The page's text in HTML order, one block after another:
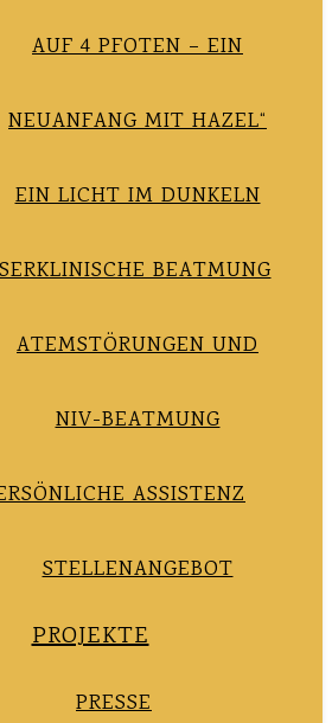
AUF 4 PFOTEN – EIN
NEUANFANG MIT HAZEL“
EIN LICHT IM DUNKELN
BEATMUNG
ATEMSTÖRUNGEN UND
NIV-BEATMUNG
ASSISTENZ
STELLENANGEBOT
PROJEKTE
PRESSE